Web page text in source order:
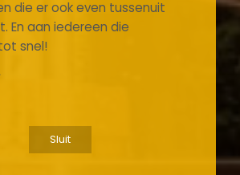
die er ook even tussenuit
En aan iedereen die
snel!
Sluit